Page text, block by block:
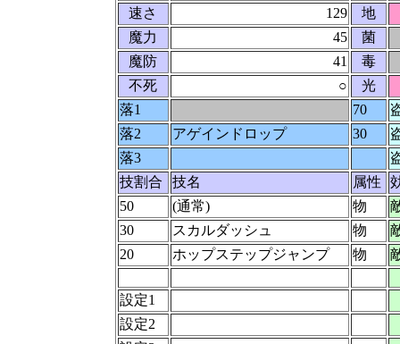
速さ
129 地
魔力
45
菌
魔防
41
毒
不死
○ 光
落1
70
落2
アゲインドロップ 30
落3
技割合
技名 属性
50
(通常) 物
30
スカルダッシュ 物
20
ホップステップジャンプ 物
設定1
設定2